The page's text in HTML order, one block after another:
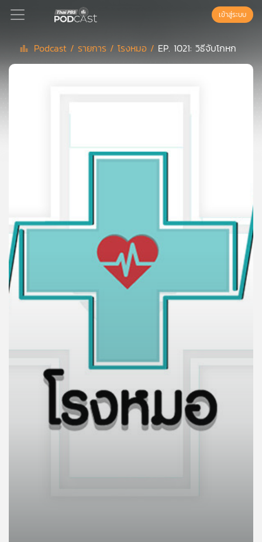
Podcast
ลิ
สต์
ของ
คุณ
บทความ
เข้าสู่ระบบ
Podcast / รายการ /โรงหมอ / EP. 1021: วิธีจับโกหก